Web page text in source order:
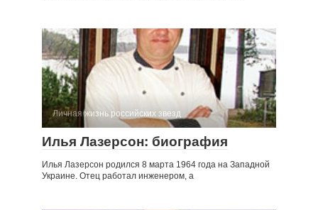
Личная жизнь российских звезд
Илья Лазерсон: биография
Илья Лазерсон родился 8 марта 1964 года на Западной
Украине. Отец работал инженером, а